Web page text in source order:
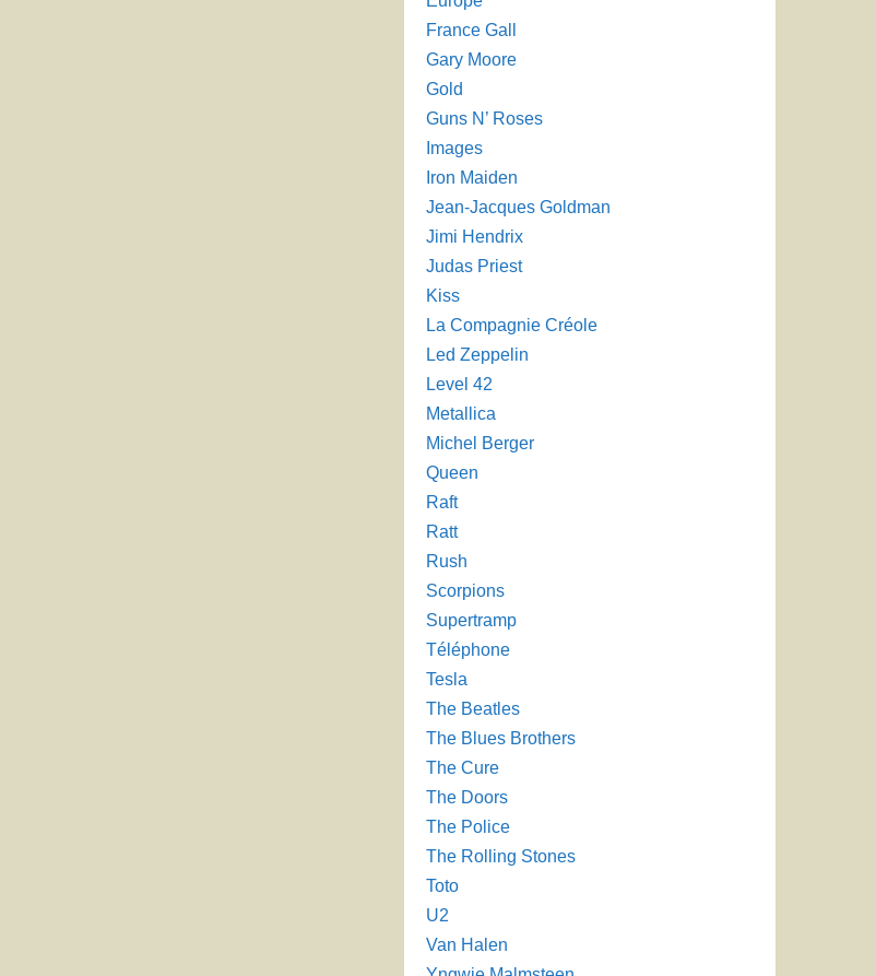
France Gall
Gary Moore
Gold
Guns N’ Roses
Images
Iron Maiden
Jean-Jacques Goldman
Jimi Hendrix
Judas Priest
Kiss
La Compagnie Créole
Led Zeppelin
Level 42
Metallica
Michel Berger
Queen
Raft
Ratt
Rush
Scorpions
Supertramp
Téléphone
Tesla
The Beatles
The Blues Brothers
The Cure
The Doors
The Police
The Rolling Stones
Toto
U2
Van Halen